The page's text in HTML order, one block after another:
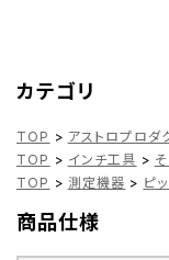
カテゴリ
TOP > アストロプロダ
TOP > インチ工具 >
TOP > 測定機器 > ピ
商品仕様